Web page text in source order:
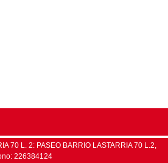
70 L. 2: PASEO BARRIO LASTARRIA 70 L.2,
226384124